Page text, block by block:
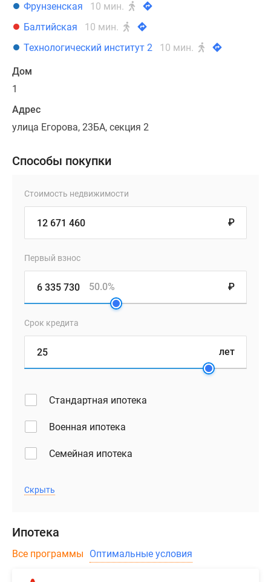
Фрунзенская
10 мин.
Балтийская
10 мин.
Технологический институт 2
10 мин.
Дом
1
Адрес
улица Егорова, 23БА, секция 2
Способы покупки
Стоимость недвижимости
₽
Первый взнос
₽
50.0%
Срок кредита
лет
Стандартная ипотека
Военная ипотека
Семейная ипотека
Скрыть
Ипотека
Все программы Оптимальные условия